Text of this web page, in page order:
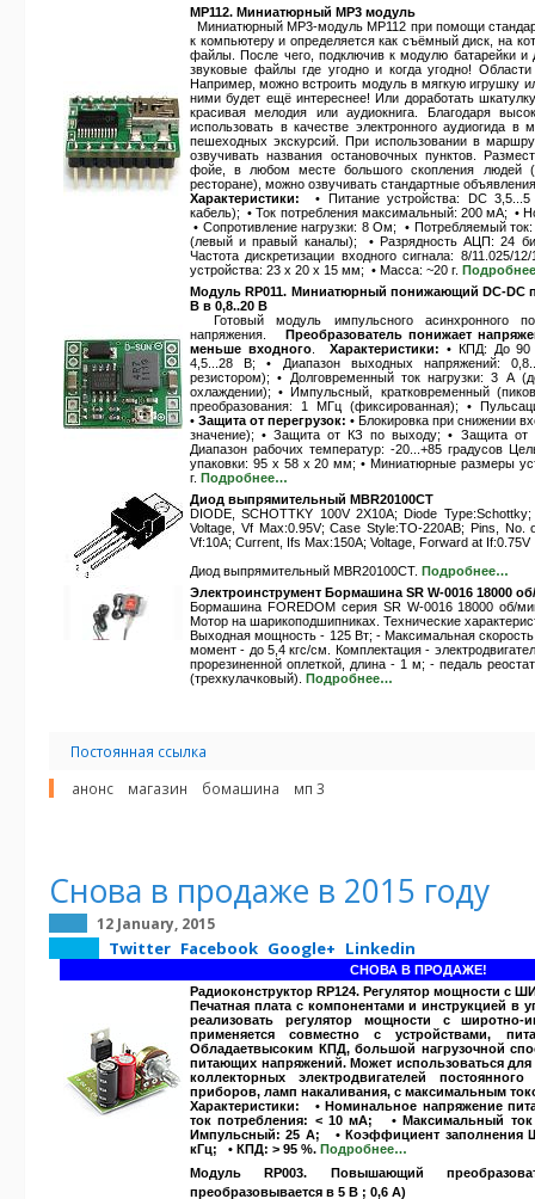
MP112. Миниатюрный MP3 модуль
Миниатюрный MP3-модуль MP112 при помощи
к компьютеру и определяется как съёмный диск, на
файлы. После чего, подключив к модулю батарейки и
звуковые файлы где угодно и когда угодно!
Например, можно встроить модуль в мягкую игрушку
ними будет ещё интереснее! Или доработать
красивая мелодия или аудиокнига. Благодаря
использовать в качестве электронного аудиогида
пешеходных экскурсий. При использовании в
озвучивать названия остановочных пунктов.
фойе, в любом месте большого скопления людей
ресторане), можно озвучивать стандартные
Характеристики:
• Питание устройства: DC
кабель); • Ток потребления максимальный: 200 мА; •
• Сопротивление нагрузки: 8 Ом; • Потребляемый
(левый и правый каналы); • Разрядность АЦП: 24
Частота дискретизации входного сигнала: 8/11.025/
устройства: 23 x 20 x 15 мм; • Масса: ~20 г.
Модуль RP011. Миниатюрный понижающий DC-DC
В в 0,8..20 В
Готовый модуль импульсного асинхронного
напряжения.
Преобразователь понижает
меньше входного. Характеристики: • КПД: До 90
4,5...28 В; • Диапазон выходных напряжений:
резистором); • Долговременный ток нагрузки: 3 А
охлаждении); • Импульсный, кратковременный
преобразования: 1 МГц (фиксированная); •
• Защита от перегрузок: • Блокировка при снижении
значение); • Защита от КЗ по выходу; • Защита от
Диапазон рабочих температур: -20...+85 градусов
упаковки: 95 x 58 x 20 мм; • Миниатюрные размеры
г. Подробнее…
Диод выпрямительный MBR20100CT
DIODE, SCHOTTKY 100V 2X10A; Diode
Voltage, Vf Max:0.95V; Case Style:TO-220AB; Pins,
Vf:10A; Current, Ifs Max:150A; Voltage, Forward at If:0.75V
Диод выпрямительный MBR20100CT. Подробнее…
Электроинструмент Бормашина SR W-0016 18000
Бормашина FOREDOM серия SR W-0016 18000 об/
Мотор на шарикоподшипниках. Технические
Выходная мощность - 125 Вт; - Максимальная
момент - до 5,4 кгс/см. Комплектация -
прорезиненной оплеткой, длина - 1 м; - педаль
(трехкулачковый).
Подробнее…
Постоянная ссылка
анонс
магазин бомашина мп 3
Снова в продаже в 2015 году
12 January, 2015
Twitter Facebook Google+ Linkedin
СНОВА В ПРОДАЖЕ!
Радиоконструктор RP124. Регулятор мощности с
Печатная плата с компонентами и инструкцией
реализовать регулятор мощности с широтно-
применяется совместно с устройствами,
Обладаетвысоким КПД, большой нагрузочной
питающих напряжений. Может использоваться
коллекторных электродвигателей
приборов, ламп накаливания, с максимальным
Характеристики: • Номинальное напряжение
ток потребления: < 10 мА; • Максимальный
Импульсный: 25 А; • Коэффициент
кГц; • КПД: > 95 %. Подробнее…
Модуль RP003. Повышающий
преобразовывается в 5 В ; 0,6 А)